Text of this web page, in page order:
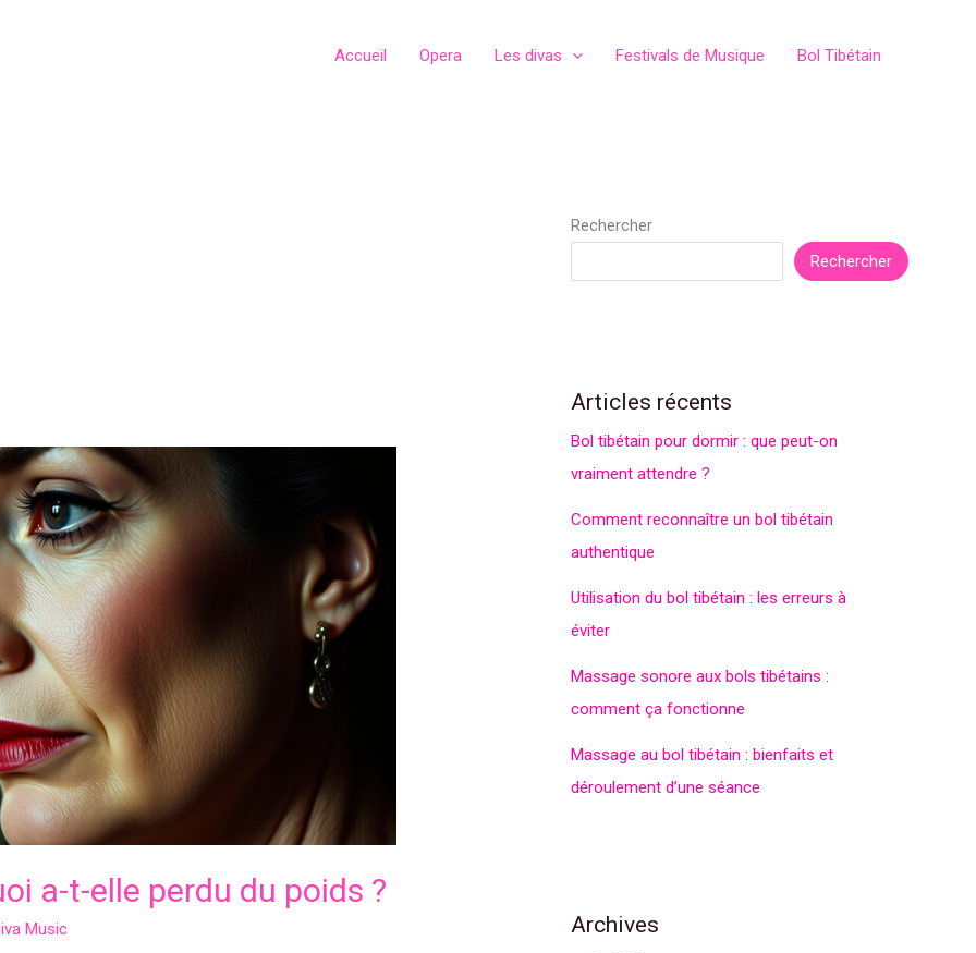
Accueil Opera Les divas Festivals de Musique Bol Tibétain
a-t-elle perdu du poids ?
Music
Rechercher
Rechercher
Articles récents
Bol tibétain pour dormir : que peut-on
vraiment attendre ?
Comment reconnaître un bol tibétain
authentique
Utilisation du bol tibétain : les erreurs à
éviter
Massage sonore aux bols tibétains :
comment ça fonctionne
Massage au bol tibétain : bienfaits et
déroulement d’une séance
Archives